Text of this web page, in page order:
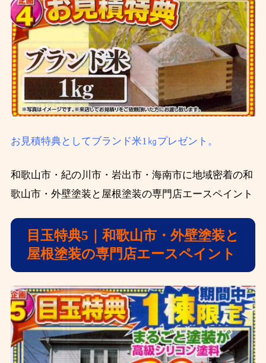
お見積特典としてブランド米1㎏プレゼント。
和歌山市・紀の川市・岩出市・海南市に地域密着の和
歌山市・外壁塗装と屋根塗装の専門店エースペイント
目玉特典5｜和歌山市・外壁塗装と
屋根塗装の専門店エースペイント